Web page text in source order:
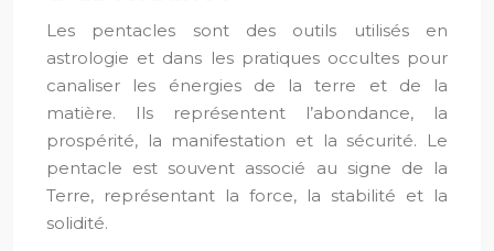
Les pentacles sont des outils utilisés en
astrologie et dans les pratiques occultes pour
canaliser les énergies de la terre et de la
matière. Ils représentent l’abondance, la
prospérité, la manifestation et la sécurité. Le
pentacle est souvent associé au signe de la
Terre, représentant la force, la stabilité et la
solidité.